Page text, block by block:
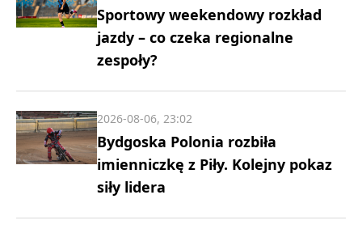
Sportowy weekendowy rozkład
jazdy – co czeka regionalne
zespoły?
Bydgoska Polonia rozbiła
imienniczkę z Piły. Kolejny pokaz
siły lidera
2026-08-06, 23:02